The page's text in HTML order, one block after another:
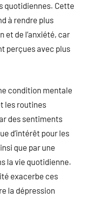
quotidiennes. Cette
à rendre plus
et de l’anxiété, car
perçues avec plus
condition mentale
les routines
des sentiments
d’intérêt pour les
que par une
la vie quotidienne.
exacerbe ces
la dépression